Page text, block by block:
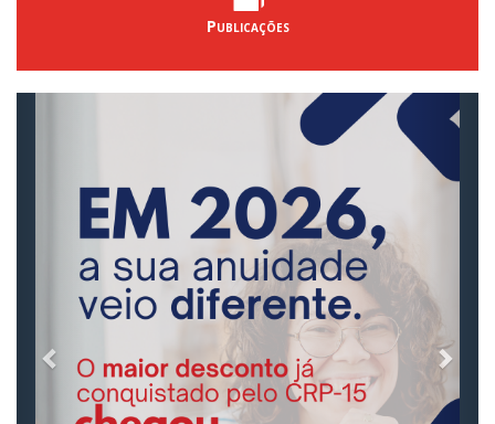
Publicações